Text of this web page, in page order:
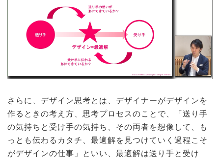
さらに、デザイン思考とは、デザイナーがデザインを
作るときの考え方、思考プロセスのことで、「送り手
の気持ちと受け手の気持ち、その両者を想像して、も
っとも伝わるカタチ、最適解を見つけていく過程こそ
がデザインの仕事」といい、最適解は送り手と受け